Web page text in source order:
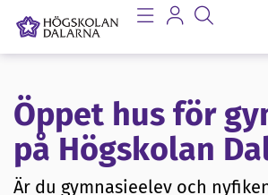
Öppet hus för
på Högskolan
Är du gymnasieelev och